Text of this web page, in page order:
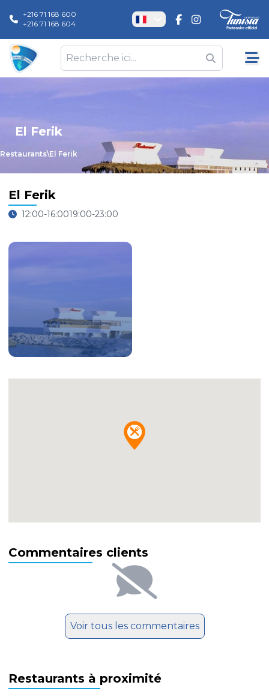
+216 71 168 600
+216 71 168 604
El Ferik
Restaurants\El Ferik
El Ferik
12:00-16:0019:00-23:00
Commentaires clients
Voir tous les commentaires
Restaurants à proximité